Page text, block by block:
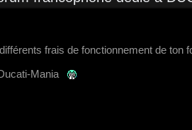
frais de fonctionnement de ton
Mania